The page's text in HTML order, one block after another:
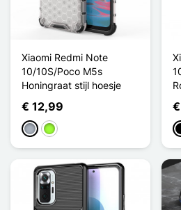
Xiaomi Redmi Note
10/10S/Poco M5s
Honingraat stijl hoesje
€ 12,99
GrijsAppelgroen